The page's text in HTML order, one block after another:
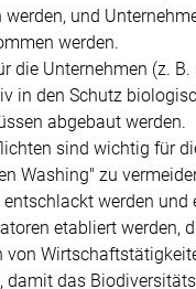
und
werden.
die Unternehmen (z.
in den Schutz
abgebaut werden.
sind wichtig für
Washing" zu
werden und
etabliert werden,
von
damit das